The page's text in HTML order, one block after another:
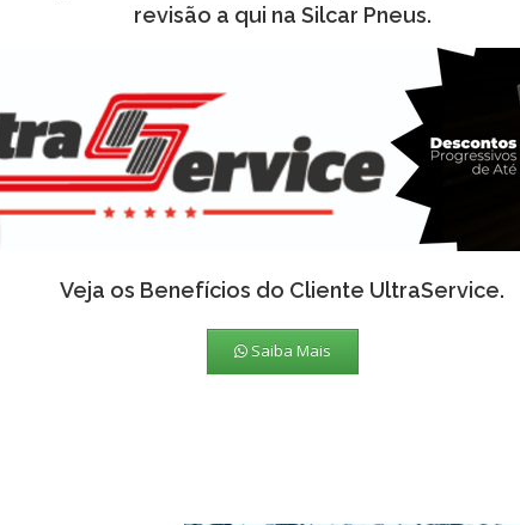
revisão a qui na Silcar Pneus.
Veja os Benefícios do Cliente UltraService.
Saiba Mais